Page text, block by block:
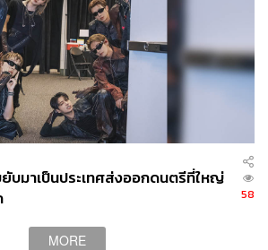
บมาเป็นประเทศส่งออกดนตรีที่ใหญ่
58
MORE